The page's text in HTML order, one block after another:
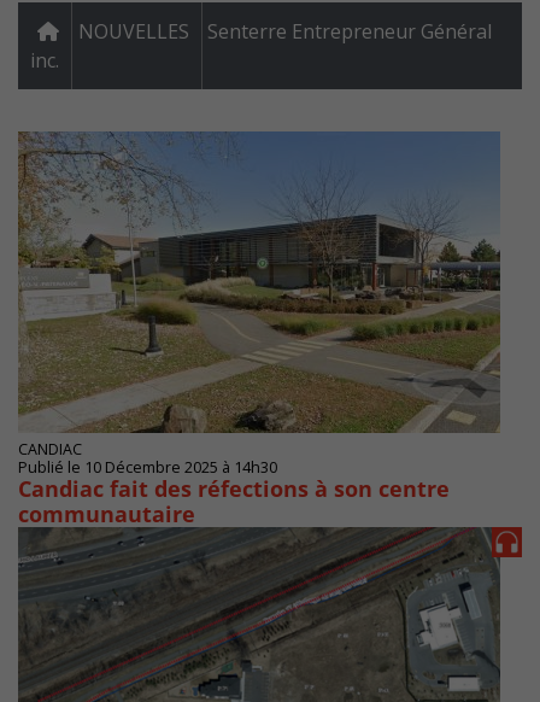
NOUVELLES
Senterre Entrepreneur Général
inc.
CANDIAC
Publié le 10 Décembre 2025 à 14h30
Candiac fait des réfections à son centre
communautaire